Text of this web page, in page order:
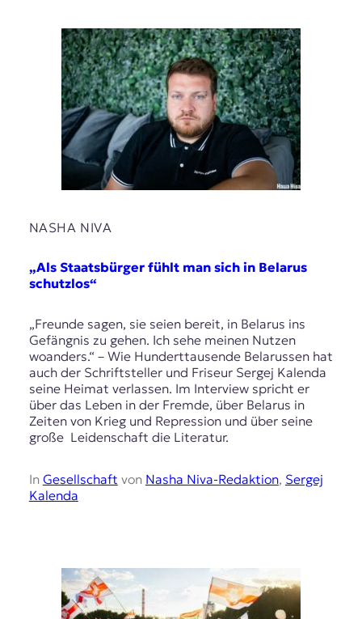
NASHA NIVA
„Als Staatsbürger fühlt man sich in Belarus
schutzlos“
„Freunde sagen, sie seien bereit, in Belarus ins
Gefängnis zu gehen. Ich sehe meinen Nutzen
woanders.“ – Wie Hunderttausende Belarussen hat
auch der Schriftsteller und Friseur Sergej Kalenda
seine Heimat verlassen. Im Interview spricht er
über das Leben in der Fremde, über Belarus in
Zeiten von Krieg und Repression und über seine
große Leidenschaft die Literatur.
In Gesellschaft von Nasha Niva-Redaktion, Sergej
Kalenda